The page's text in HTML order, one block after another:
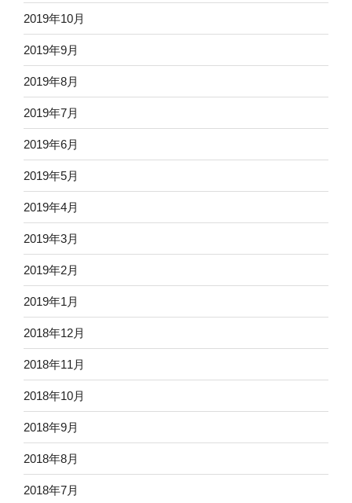
2019年10月
2019年9月
2019年8月
2019年7月
2019年6月
2019年5月
2019年4月
2019年3月
2019年2月
2019年1月
2018年12月
2018年11月
2018年10月
2018年9月
2018年8月
2018年7月